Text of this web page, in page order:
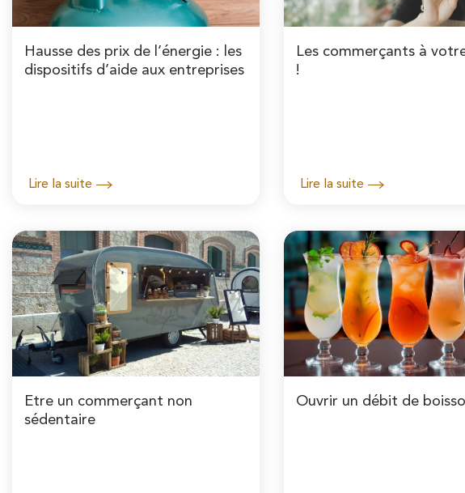
i
n
a
e
A
Hausse des prix de l’énergie : les
dispositifs d’aide aux entreprises
Lire la suite
Les commerçants à
!
Lire la suite
Etre un commerçant non
sédentaire
Ouvrir un débit de